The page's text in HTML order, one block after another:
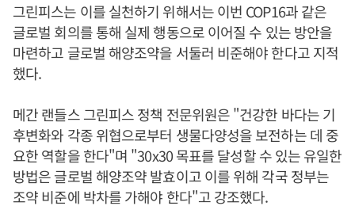
그린피스는 이를 실천하기 위해서는 이번 COP16과 같은
글로벌 회의를 통해 실제 행동으로 이어질 수 있는 방안을
마련하고 글로벌 해양조약을 서둘러 비준해야 한다고 지적
했다.
메간 랜들스 그린피스 정책 전문위원은 "건강한 바다는 기
후변화와 각종 위협으로부터 생물다양성을 보전하는 데 중
요한 역할을 한다"며 "30x30 목표를 달성할 수 있는 유일한
방법은 글로벌 해양조약 발효이고 이를 위해 각국 정부는
조약 비준에 박차를 가해야 한다"고 강조했다.